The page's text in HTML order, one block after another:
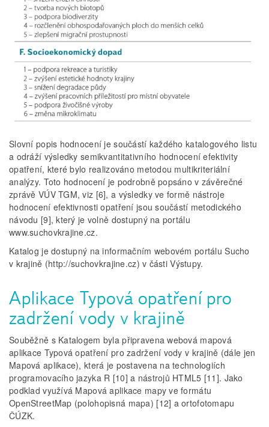
Slovní popis hodnocení je součástí každého katalogového listu
a odráží výsledky semikvantitativního hodnocení efektivity
opatření, které bylo realizováno metodou multikriteriální
analýzy. Toto hodnocení je podrobně popsáno v závěrečné
zprávě VÚV TGM, viz [6], a výsledky ve formě nástroje
hodnocení efektivnosti opatření jsou součástí metodického
návodu [9], který je volně dostupný na portálu
www.suchovkrajine.cz.
Katalog je dostupný na informačním webovém portálu Sucho
v krajině (http://suchovkrajine.cz) v části Výstupy.
Aplikace Typová opatření pro
zadržení vody v krajině
Souběžně s Katalogem byla připravena webová mapová
aplikace Typová opatření pro zadržení vody v krajině (dále jen
Mapová aplikace), která je postavena na technologiích
programovacího jazyka R [10] a nástrojů HTML5 [11]. Jako
podklad využívá Mapová aplikace mapy ve formátu
OpenStreetMap (polohopisná mapa) [12] a ortofotomapu
ČÚZK.